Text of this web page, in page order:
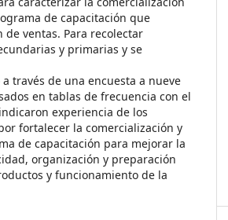
de capacitación que
ventas. Para recolectar
y primarias y se
través de una encuesta a nueve
en tablas de frecuencia con el
experiencia de los
fortalecer la comercialización y
de capacitación para mejorar la
organización y preparación
y funcionamiento de la